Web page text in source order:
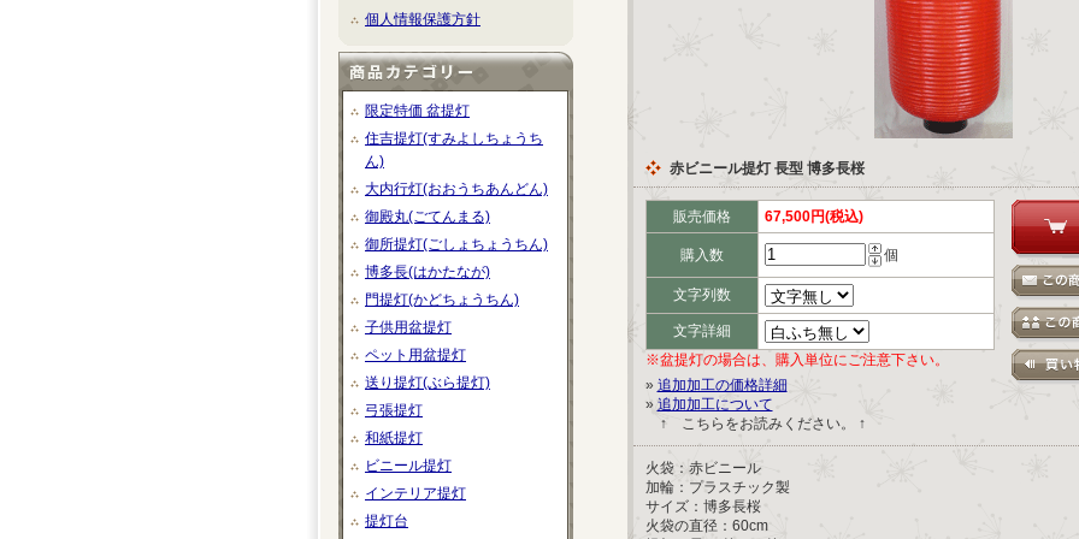
個人情報保護方針
限定特価 盆提灯
住吉提灯(すみよしちょうち
ん)
大内行灯(おおうちあんどん)
御殿丸(ごてんまる)
御所提灯(ごしょちょうちん)
博多長(はかたなが)
門提灯(かどちょうちん)
子供用盆提灯
ペット用盆提灯
送り提灯(ぶら提灯)
弓張提灯
和紙提灯
ビニール提灯
インテリア提灯
提灯台
赤ビニール提灯 長型 博多長桜
販売価格 67,500円(税込)
購入数 個
文字列数
文字詳細
※盆提灯の場合は、購入単位にご注意下さい。
» 追加加工の価格詳細
» 追加加工について
↑ こちらをお読みください。 ↑
火袋：赤ビニール
加輪：プラスチック製
サイズ：博多長桜
火袋の直径：60cm